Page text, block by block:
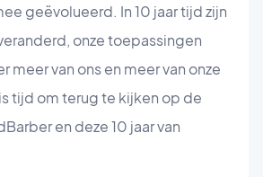
geëvolueerd. In 10 jaar tijd zijn
onze toepassingen
meer van ons en meer van onze
tijd om terug te kijken op de
en deze 10 jaar van